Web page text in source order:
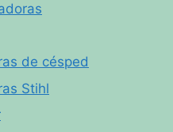
de césped
Stihl